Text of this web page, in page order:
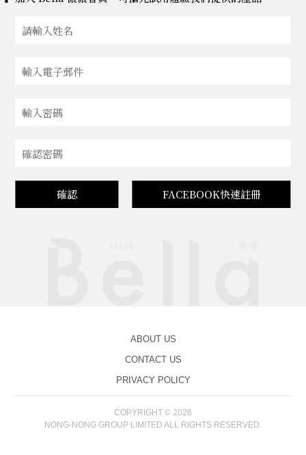
確認 FACEBOOK快速註冊
ABOUT US
CONTACT US
PRIVACY POLICY
COPYRIGHT © 2026
NONG-NONG GROUP LIMITED ALL RIGHTS RESERVED.